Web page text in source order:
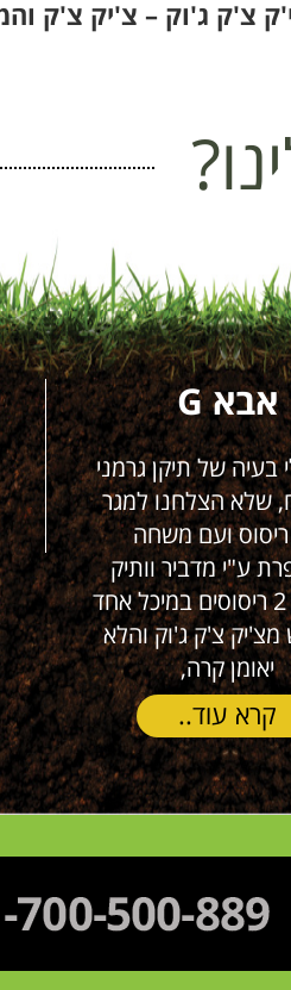
אבא G
בעיה של תיקן גרמני
שלא הצלחנו למגר
ועם משחה
ע"י מדביר וותיק
ומוסמך. 2 ריסוסים במיכל אחד
צ'ק ג'וק והלא
יאומן קרה,
קרא עוד..